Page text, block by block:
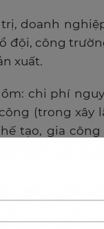
doanh
đội, công
xuất.
chi phí
(trong xây
tạo, gia
định vào chi
hợp
nghiệp